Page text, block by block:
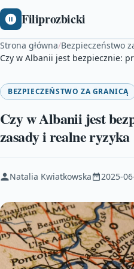
Filiprozbicki
Strona główna/Bezpieczeństwo
Czy w Albanii jest bezpiecznie:
BEZPIECZEŃSTWO ZA GRANICĄ
Czy w Albanii jest
zasady i realne ryzyka
Natalia Kwiatkowska 2025-